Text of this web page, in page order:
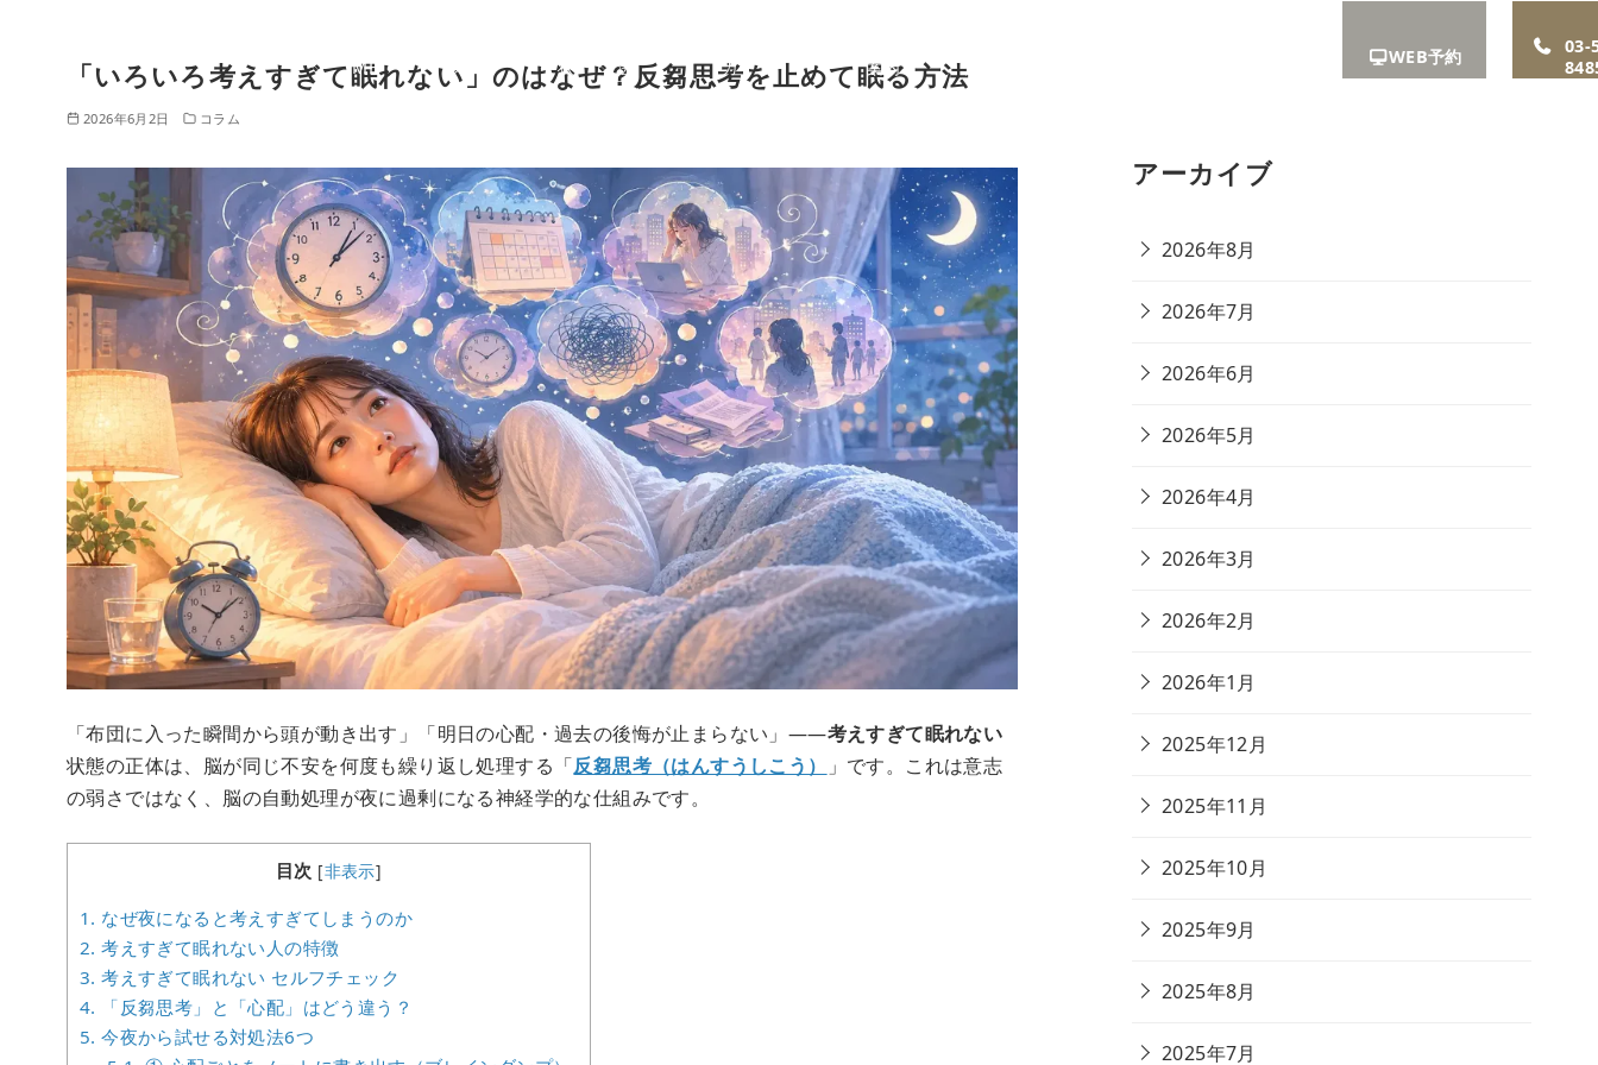
ME
ついて
状
法
ガイド
案内
方へ
WEB予約
03-
「いろいろ考えすぎて眠れない」のはなぜ？反芻思考を止めて眠る方法
2026年6月2日 コラム
「布団に入った瞬間から頭が動き出す」「明日の心配・過去の後悔が止まらない」——考えすぎて眠れない
状態の正体は、脳が同じ不安を何度も繰り返し処理する「反芻思考（はんすうしこう）
」です。これは意志
の弱さではなく、脳の自動処理が夜に過剰になる神経学的な仕組みです。
目次 [非表示]
1. なぜ夜になると考えすぎてしまうのか
2. 考えすぎて眠れない人の特徴
3. 考えすぎて眠れない セルフチェック
4. 「反芻思考」と「心配」はどう違う？
5. 今夜から試せる対処法6つ
アーカイブ
2026年8月
2026年7月
2026年6月
2026年5月
2026年4月
2026年3月
2026年2月
2026年1月
2025年12月
2025年11月
2025年10月
2025年9月
2025年8月
2025年7月